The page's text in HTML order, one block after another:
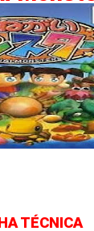
TÉCNICA